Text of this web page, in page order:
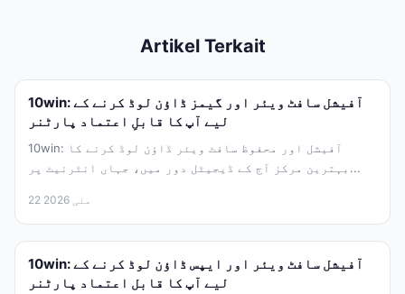
Artikel Terkait
10win: آفیشل سافٹ ویئر اور گیمز ڈاؤن لوڈ کرنے کے
لیے آپ کا قابلِ اعتماد پارٹنر
10win: آفیشل اور محفوظ سافٹ ویئر ڈاؤن لوڈ کرنے کا
بہترین مرکز آج کے ڈیجیٹل دور میں، جہاں انٹرنیٹ پر...
22 مئی 2026
10win: آفیشل سافٹ ویئر اور ایپس ڈاؤن لوڈ کرنے کے
لیے آپ کا قابل اعتماد پارٹنر